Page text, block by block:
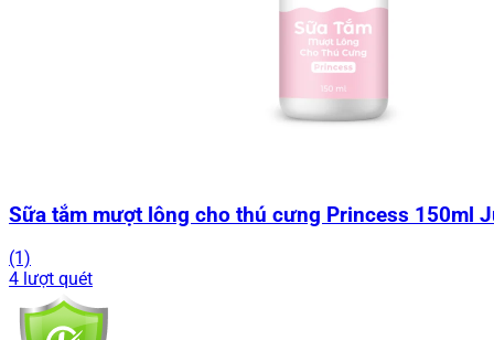
Sữa tắm mượt lông cho thú cưng Princess 150ml
(1)
4 lượt quét